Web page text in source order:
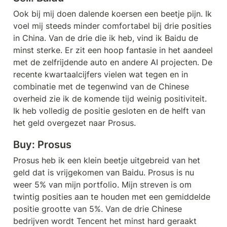
Ook bij mij doen dalende koersen een beetje pijn. Ik
voel mij steeds minder comfortabel bij drie posities
in China. Van de drie die ik heb, vind ik Baidu de
minst sterke. Er zit een hoop fantasie in het aandeel
met de zelfrijdende auto en andere AI projecten. De
recente kwartaalcijfers vielen wat tegen en in
combinatie met de tegenwind van de Chinese
overheid zie ik de komende tijd weinig positiviteit.
Ik heb volledig de positie gesloten en de helft van
het geld overgezet naar Prosus.
Buy: Prosus
Prosus heb ik een klein beetje uitgebreid van het
geld dat is vrijgekomen van Baidu. Prosus is nu
weer 5% van mijn portfolio. Mijn streven is om
twintig posities aan te houden met een gemiddelde
positie grootte van 5%. Van de drie Chinese
bedrijven wordt Tencent het minst hard geraakt